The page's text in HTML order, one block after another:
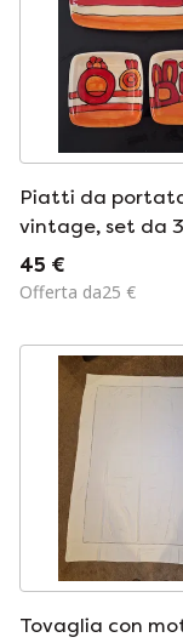
Piatti da
vintage, set da 3
45 €
Offerta da25 €
Tovaglia con